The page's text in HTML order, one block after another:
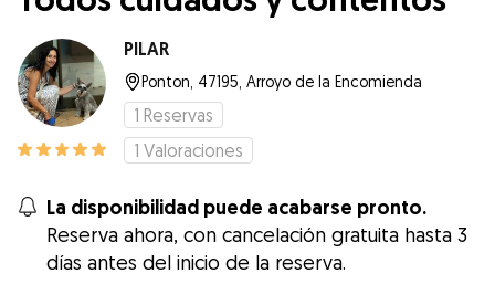
PILAR
Ponton, 47195, Arroyo de la Encomienda
1 Reservas
1 Valoraciones
La disponibilidad puede acabarse pronto.
Reserva ahora, con cancelación gratuita hasta 3
días antes del inicio de la reserva.